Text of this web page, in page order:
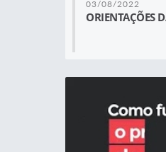
03/08/2022
ORIENTAÇÕES